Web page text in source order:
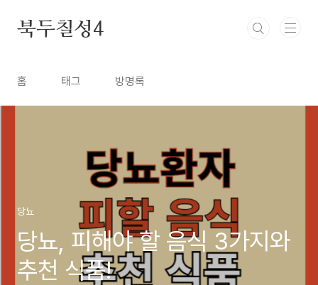
북두칠성4
홈 태그 방명록
당뇨
당뇨, 피해야 할 음식 3가지와
추천 식품!